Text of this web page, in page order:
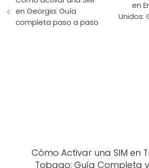
en Georgia: Guía
completa paso a paso
en
Unidos:
Cómo Activar una SIM en
Tobago: Guía Completa